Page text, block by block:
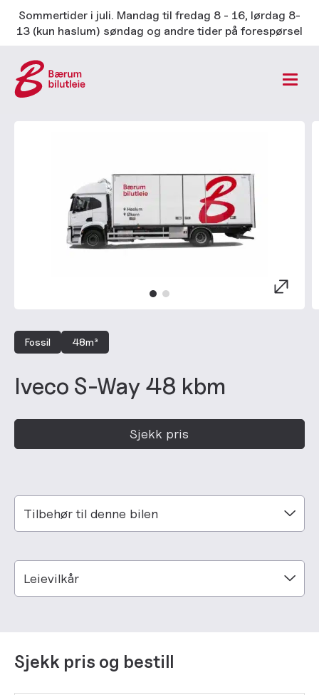
Sommertider i juli. Mandag til fredag 8 - 16, lørdag 8-
13 (kun haslum) søndag og andre tider på forespørsel
Iveco S-Way 48 kbm
Sjekk pris
Fossil 48m³
Sjekk pris og bestill
Tilbehør til denne bilen
Leievilkår